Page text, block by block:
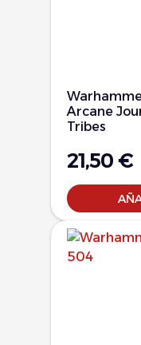
Arcane
Tribes
21,50 €